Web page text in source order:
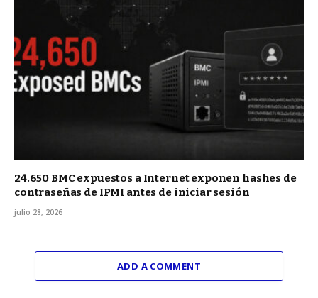
24.650 BMC expuestos a Internet exponen hashes de
contraseñas de IPMI antes de iniciar sesión
julio 28, 2026
ADD A COMMENT